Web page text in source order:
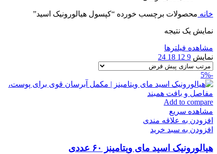
خانه محصولات برچسب خورده “کپسول هیالورونیک اسید”
نمایش یک نتیجه
مشاهده فیلترها
نمایش 9
12
18
24
-5%
Add to compare
مشاهده سریع
افزودن به علاقه مندی
افزودن به سبد خرید
هیالورونیک اسید مای ویتامینز ۶۰ عددی